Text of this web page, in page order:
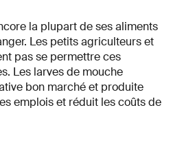
la plupart de ses aliments
Les petits agriculteurs et
pas se permettre ces
Les larves de mouche
bon marché et produite
emplois et réduit les coûts de